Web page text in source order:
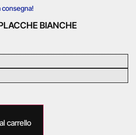
BIANCHE
carrello